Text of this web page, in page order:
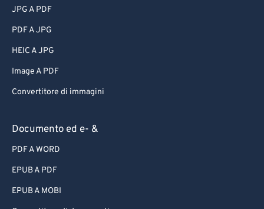
JPG A PDF
PDF A JPG
HEIC A JPG
Image A PDF
Convertitore di immagini
Documento ed e- &
PDF A WORD
EPUB A PDF
EPUB A MOBI